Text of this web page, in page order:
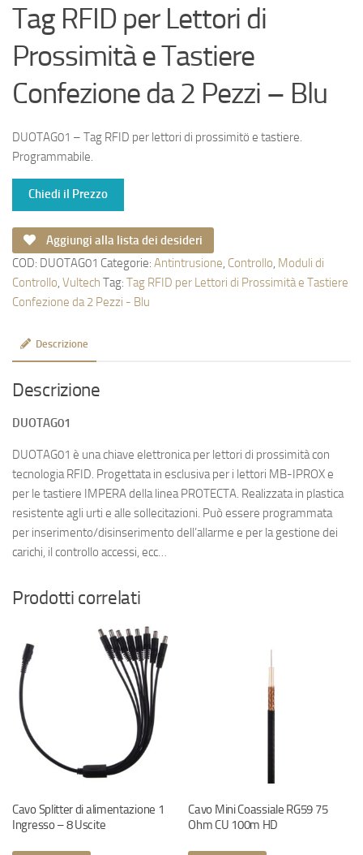
Tag RFID per Lettori di
Prossimità e Tastiere
Confezione da 2 Pezzi – Blu
DUOTAG01 – Tag RFID per lettori di prossimitö e tastiere.
Programmabile.
Chiedi il Prezzo
Aggiungi alla lista dei desideri
COD: DUOTAG01 Categorie: Antintrusione Controllo Moduli di
Controllo Vultech Tag: Tag RFID per Lettori di Prossimità e Tastiere
Confezione da 2 Pezzi - Blu
Descrizione
Descrizione
DUOTAG01
DUOTAG01 è una chiave elettronica per lettori di prossimità con
tecnologia RFID. Progettata in esclusiva per i lettori MB-IPROX e
per le tastiere IMPERA della linea PROTECTA. Realizzata in plastica
resistente agli urti e alle sollecitazioni. Può essere programmata
per inserimento/disinserimento dell’allarme e per la gestione dei
carichi, il controllo accessi, ecc…
Prodotti correlati
Cavo Splitter di alimentazione 1
Ingresso – 8 Uscite
Cavo Mini Coassiale RG59 75
Ohm CU 100m HD